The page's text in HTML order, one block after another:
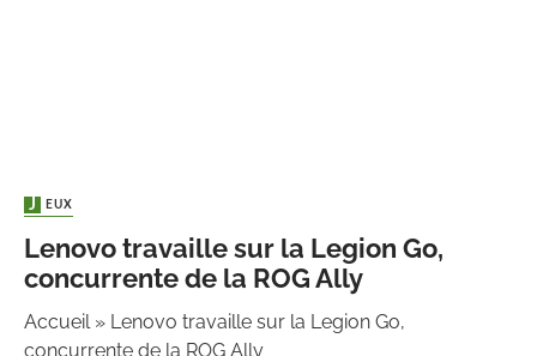
JEUX
Lenovo travaille sur la Legion Go,
concurrente de la ROG Ally
Accueil» Lenovo travaille sur la Legion Go,
concurrente de la ROG Ally